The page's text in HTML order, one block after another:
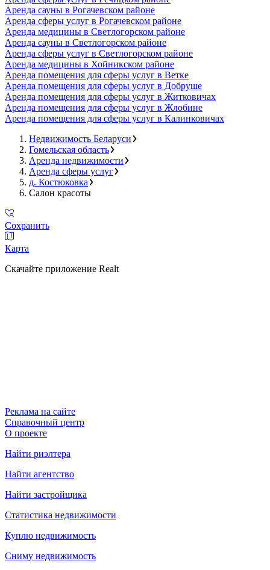
Аренда сауны в Рогачевском районе
Аренда сферы услуг в Рогачевском районе
Аренда медицины в Светлогорском районе
Аренда сауны в Светлогорском районе
Аренда сферы услуг в Светлогорском районе
Аренда медицины в Хойникском районе
Аренда помещения для сферы услуг в Ветке
Аренда помещения для сферы услуг в Добруше
Аренда помещения для сферы услуг в Житковичах
Аренда помещения для сферы услуг в Жлобине
Аренда помещения для сферы услуг в Калинковичах
Недвижимость Беларуси
Гомельская область
Аренда недвижимости
Аренда сферы услуг
д. Костюковка
Салон красоты
Сохранить
Карта
Скачайте приложение Realt
Реклама на сайте
Справочный центр
О проекте
Найти риэлтера
Найти агентство
Найти застройщика
Статистика недвижимости
Куплю недвижимость
Сниму недвижимость